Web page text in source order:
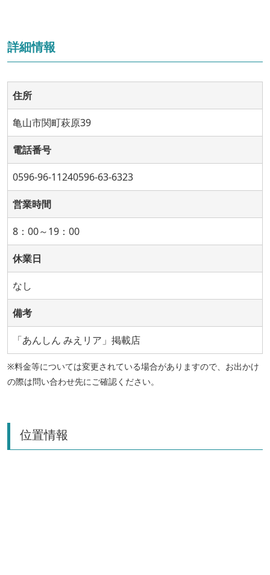
詳細情報
住所
亀山市関町萩原39
電話番号
0596-96-11240596-63-6323
営業時間
8：00～19：00
休業日
なし
備考
「あんしん みえリア」掲載店
※料金等については変更されている場合がありますので、お出かけ
の際は問い合わせ先にご確認ください。
位置情報